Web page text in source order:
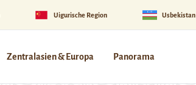
Uigurische Region Usbekistan
Zentralasien & Europa Panorama